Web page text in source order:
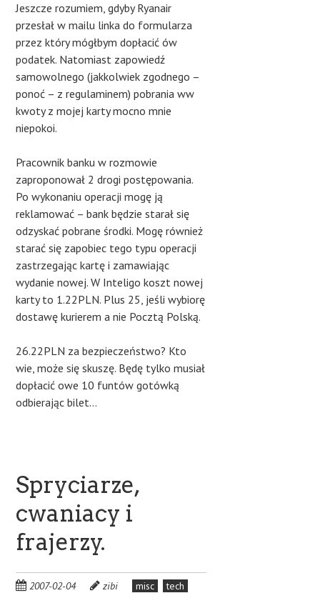
Jeszcze rozumiem, gdyby Ryanair
przesłał w mailu linka do formularza
przez który mógłbym dopłacić ów
podatek. Natomiast zapowiedź
samowolnego (jakkolwiek zgodnego –
ponoć – z regulaminem) pobrania ww
kwoty z mojej karty mocno mnie
niepokoi.
Pracownik banku w rozmowie
zaproponował 2 drogi postępowania.
Po wykonaniu operacji mogę ją
reklamować – bank będzie starał się
odzyskać pobrane środki. Mogę również
starać się zapobiec tego typu operacji
zastrzegając kartę i zamawiając
wydanie nowej. W Inteligo koszt nowej
karty to 1.22PLN. Plus 25, jeśli wybiorę
dostawę kurierem a nie Pocztą Polską.
26.22PLN za bezpieczeństwo? Kto
wie, może się skuszę. Będę tylko musiał
dopłacić owe 10 funtów gotówką
odbierając bilet…
Spryciarze,
cwaniacy i
frajerzy.
2007-02-04 zibi misc
tech